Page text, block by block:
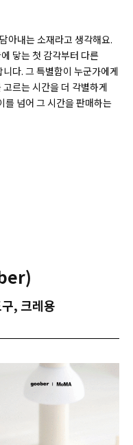
아내는 소재라고 생각해요.
닿는 첫 감각부터 다른
다. 그 특별함이 누군가에게
르는 시간을 더 각별하게
를 넘어 그 시간을 판매하는
, 크레용